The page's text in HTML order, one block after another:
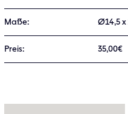
Maße: Ø14,5 x
Preis: 35,00€